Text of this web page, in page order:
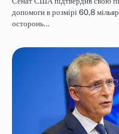
допомоги в розмірі 60,8
осторонь…